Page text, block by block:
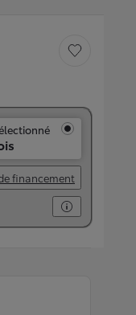
Sauvegarder le
financement